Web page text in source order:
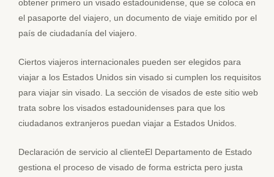
obtener primero un visado estadounidense, que se coloca en
el pasaporte del viajero, un documento de viaje emitido por el
país de ciudadanía del viajero.
Ciertos viajeros internacionales pueden ser elegidos para
viajar a los Estados Unidos sin visado si cumplen los requisitos
para viajar sin visado. La sección de visados de este sitio web
trata sobre los visados estadounidenses para que los
ciudadanos extranjeros puedan viajar a Estados Unidos.
Declaración de servicio al clienteEl Departamento de Estado
gestiona el proceso de visado de forma estricta pero justa